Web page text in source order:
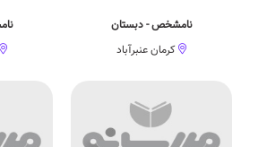
نامشخص - دبستان
کرمان عنبرآباد